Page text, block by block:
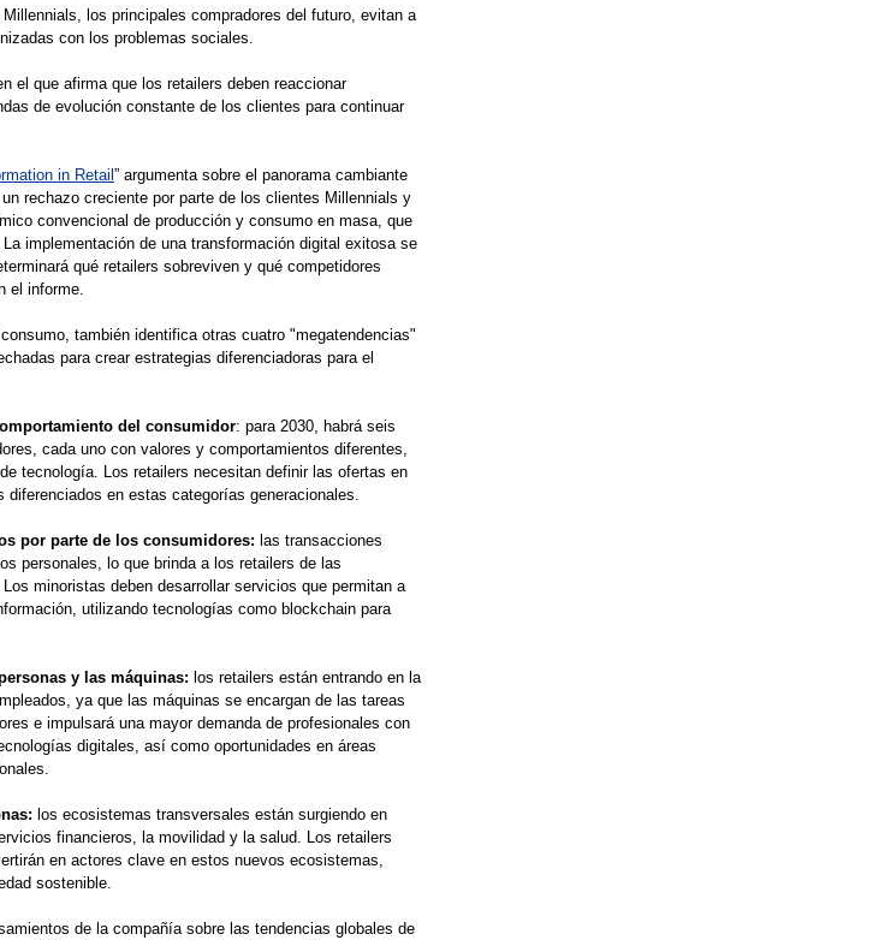
los principales compradores del futuro, evitan a
con los problemas sociales.
el que afirma que los retailers deben reaccionar
de evolución constante de los clientes para continuar
in Retail ” argumenta sobre el panorama cambiante
rechazo creciente por parte de los clientes Millennials y
convencional de producción y consumo en masa, que
implementación de una transformación digital exitosa se
qué retailers sobreviven y qué competidores
el informe.
también identifica otras cuatro "megatendencias"
para crear estrategias diferenciadoras para el
del consumidor: para 2030, habrá seis
cada uno con valores y comportamientos diferentes,
tecnología. Los retailers necesitan definir las ofertas en
diferenciados en estas categorías generacionales.
por parte de los consumidores: las transacciones
personales, lo que brinda a los retailers de las
minoristas deben desarrollar servicios que permitan a
utilizando tecnologías como blockchain para
y las máquinas: los retailers están entrando en la
ya que las máquinas se encargan de las tareas
e impulsará una mayor demanda de profesionales con
digitales, así como oportunidades en áreas
los ecosistemas transversales están surgiendo en
financieros, la movilidad y la salud. Los retailers
en actores clave en estos nuevos ecosistemas,
sostenible.
de la compañía sobre las tendencias globales de